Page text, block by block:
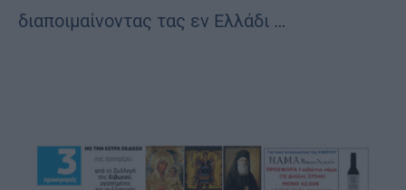
διαποιμαίνοντας τας εν Ελλάδι …